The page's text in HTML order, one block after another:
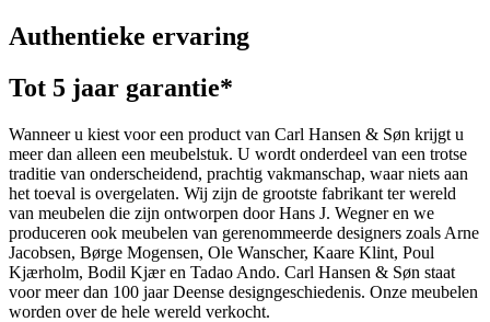
Authentieke ervaring
Tot 5 jaar garantie*
Wanneer u kiest voor een product van Carl Hansen & Søn krijgt u
meer dan alleen een meubelstuk. U wordt onderdeel van een trotse
traditie van onderscheidend, prachtig vakmanschap, waar niets aan
het toeval is overgelaten. Wij zijn de grootste fabrikant ter wereld
van meubelen die zijn ontworpen door Hans J. Wegner en we
produceren ook meubelen van gerenommeerde designers zoals Arne
Jacobsen, Børge Mogensen, Ole Wanscher, Kaare Klint, Poul
Kjærholm, Bodil Kjær en Tadao Ando. Carl Hansen & Søn staat
voor meer dan 100 jaar Deense designgeschiedenis. Onze meubelen
worden over de hele wereld verkocht.